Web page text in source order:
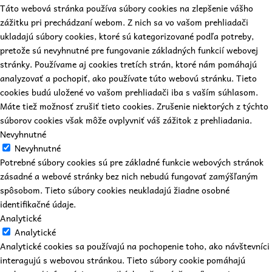
Táto webová stránka používa súbory cookies na zlepšenie vášho
zážitku pri prechádzaní webom. Z nich sa vo vašom prehliadači
ukladajú súbory cookies, ktoré sú kategorizované podľa potreby,
pretože sú nevyhnutné pre fungovanie základných funkcií webovej
stránky. Používame aj cookies tretích strán, ktoré nám pomáhajú
analyzovať a pochopiť, ako používate túto webovú stránku. Tieto
cookies budú uložené vo vašom prehliadači iba s vaším súhlasom.
Máte tiež možnosť zrušiť tieto cookies. Zrušenie niektorých z týchto
súborov cookies však môže ovplyvniť váš zážitok z prehliadania.
Nevyhnutné
Nevyhnutné
Potrebné súbory cookies sú pre základné funkcie webových stránok
zásadné a webové stránky bez nich nebudú fungovať zamýšľaným
spôsobom. Tieto súbory cookies neukladajú žiadne osobné
identifikačné údaje.
Analytické
Analytické
Analytické cookies sa používajú na pochopenie toho, ako návštevníci
interagujú s webovou stránkou. Tieto súbory cookie pomáhajú